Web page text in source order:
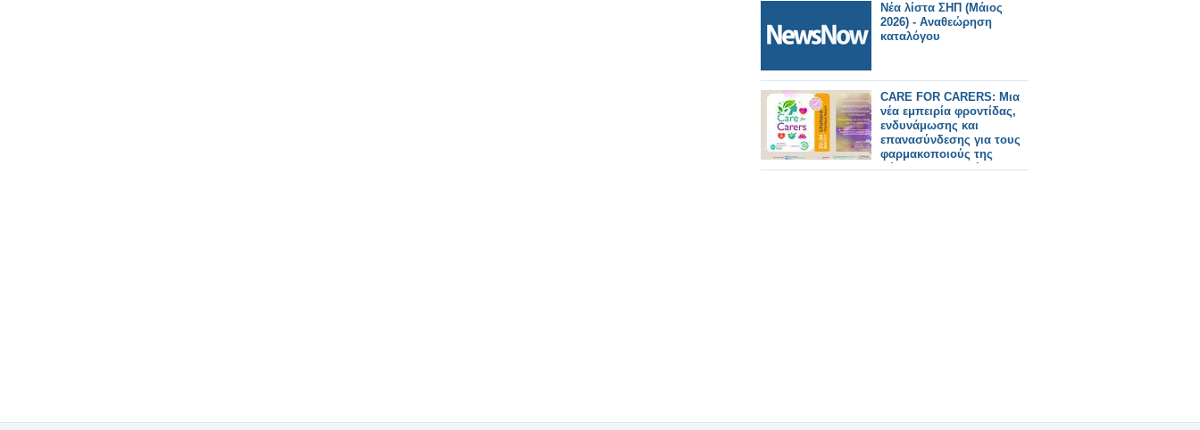
Νέα λίστα ΣΗΠ (Μάιος
2026) - Αναθεώρηση
καταλόγου
CARE FOR CARERS: Μια
νέα εμπειρία φροντίδας,
ενδυνάμωσης και
επανασύνδεσης για τους
φαρμακοποιούς της
σύγχρονης εποχής